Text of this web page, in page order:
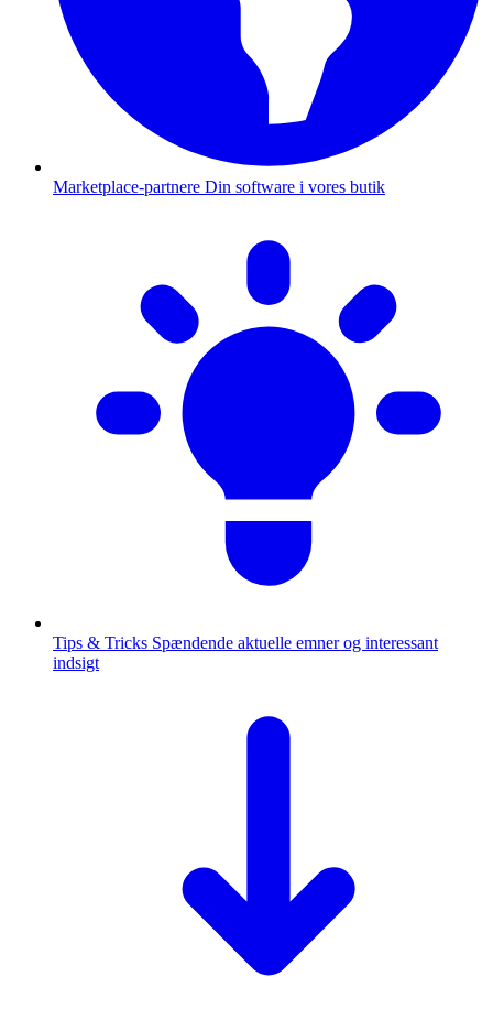
Marketplace-partnere Din software i vores butik
Tips & Tricks Spændende aktuelle emner og interessant
indsigt